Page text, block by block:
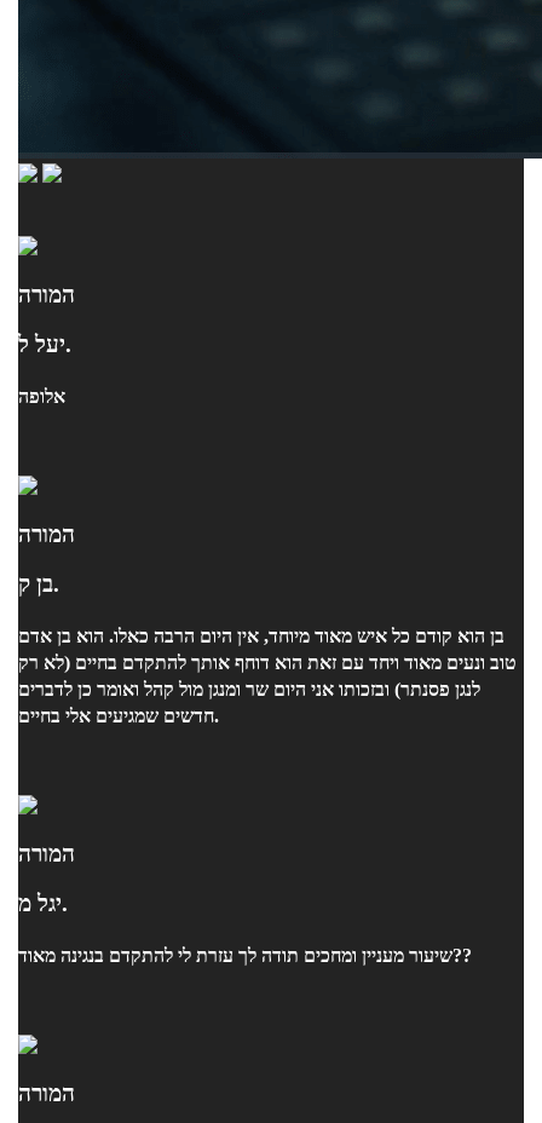
המורה
יעל ל.
אלופה
המורה
בן ק.
בן הוא קודם כל איש מאוד מיוחד, אין היום הרבה כאלו. הוא בן אדם
טוב ונעים מאוד ויחד עם זאת הוא דוחף אותך להתקדם בחיים (לא רק
לנגן פסנתר) ובזכותו אני היום שר ומנגן מול קהל ואומר כן לדברים
חדשים שמגיעים אלי בחיים.
המורה
יגל מ.
שיעור מעניין ומחכים תודה לך עזרת לי להתקדם בנגינה מאוד??
המורה